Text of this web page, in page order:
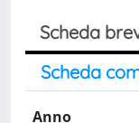
Scheda
Scheda
Anno